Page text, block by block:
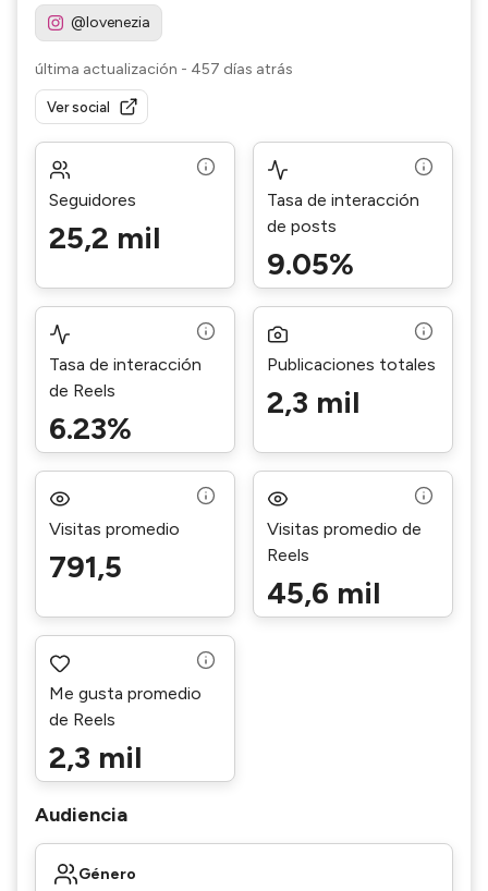
@lovenezia
última actualización - 457 días atrás
Ver social
Seguidores
25,2 mil
Tasa de interacción
de posts
9.05%
Tasa de interacción
de Reels
6.23%
Publicaciones totales
2,3 mil
Visitas promedio
791,5
Visitas promedio de
Reels
45,6 mil
Me gusta promedio
de Reels
2,3 mil
Audiencia
Género